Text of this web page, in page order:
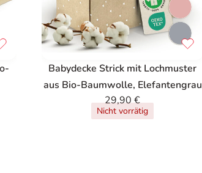
Babydecke Strick mit Lochmuster
aus Bio-Baumwolle, Elefantengrau
29,90€
Nicht vorrätig